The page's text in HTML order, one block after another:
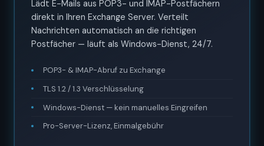
Lädt E-Mails aus POP3- und IMAP-Postfächern
direkt in Ihren Exchange Server. Verteilt
Nachrichten automatisch an die richtigen
Postfächer — läuft als Windows-Dienst, 24/7.
POP3- & IMAP-Abruf zu Exchange
TLS 1.2 / 1.3 Verschlüsselung
Windows-Dienst — kein manuelles Eingreifen
Pro-Server-Lizenz, Einmalgebühr